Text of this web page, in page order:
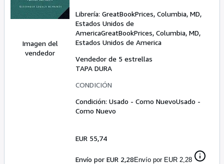
Imagen del
vendedor
Librería: GreatBookPrices, Columbia, MD,
Estados Unidos de
AmericaGreatBookPrices, Columbia, MD,
Estados Unidos de America
Vendedor de 5 estrellas
TAPA DURA
CONDICIÓN
Condición: Usado - Como NuevoUsado -
Como Nuevo
EUR 55,74
Envío por EUR 2,28 Envío por EUR 2,28